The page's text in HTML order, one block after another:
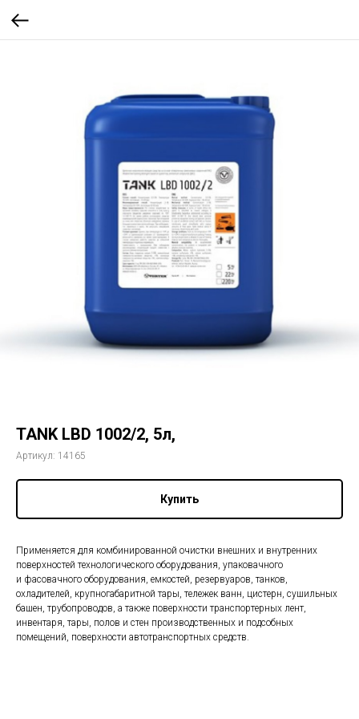
TANK LBD 1002/2, 5л,
Артикул: 14165
Купить
Применяется для комбинированной очистки внешних и внутренних
поверхностей технологического оборудования, упаковачного
и фасовачного оборудования, емкостей, резервуаров, танков,
охладителей, крупногабаритной тары, тележек ванн, цистерн, сушильных
башен, трубопроводов, а также поверхности транспортерных лент,
инвентаря, тары, полов и стен производственных и подсобных
помещений, поверхности автотранспортных средств.